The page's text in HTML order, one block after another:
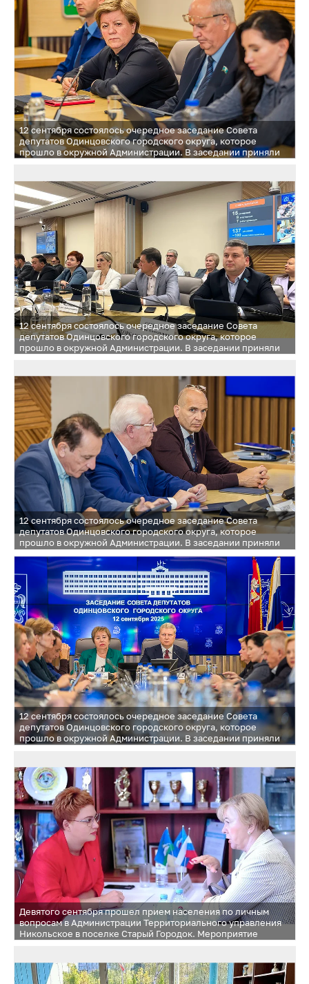
12 сентября состоялось очередное заседание Совета
депутатов Одинцовского городского округа, которое
прошло в окружной Администрации. В заседании приняли
Лазутина и Дмитрий Голубков
12 сентября состоялось очередное заседание Совета
депутатов Одинцовского городского округа, которое
прошло в окружной Администрации. В заседании приняли
Лазутина и Дмитрий Голубков
12 сентября состоялось очередное заседание Совета
депутатов Одинцовского городского округа, которое
прошло в окружной Администрации. В заседании приняли
участие Глава Одинцовского городского округа Андрей
Иванов и депутаты Московской областной Думы Лариса
Лазутина и Дмитрий Голубков
12 сентября состоялось очередное заседание Совета
депутатов Одинцовского городского округа, которое
прошло в окружной Администрации. В заседании приняли
Лазутина и Дмитрий Голубков
Девятого сентября прошел прием населения по личным
вопросам в Администрации Территориального управления
Никольское в поселке Старый Городок. Мероприятие